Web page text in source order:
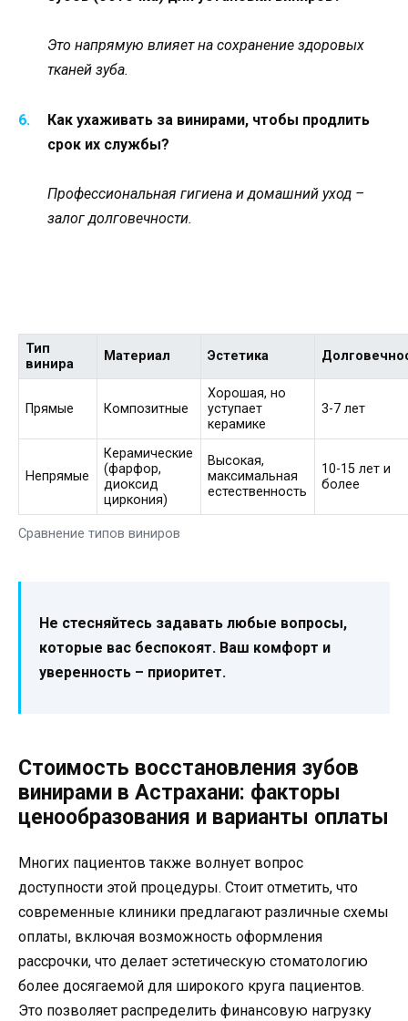
Это напрямую влияет на сохранение здоровых
тканей зуба.
Как ухаживать за винирами, чтобы продлить
срок их службы?
Профессиональная гигиена и домашний уход –
залог долговечности.
Сравнение типов виниров
Тип
винира
Материал Эстетика
Прямые Композитные
Хорошая, но
уступает
керамике
3-7 лет
Непрямые
Керамические
(фарфор,
диоксид
циркония)
Высокая,
максимальная
естественность
10-15 лет и
более
Не стесняйтесь задавать любые вопросы,
которые вас беспокоят. Ваш комфорт и
уверенность – приоритет.
Стоимость восстановления зубов
винирами в Астрахани: факторы
ценообразования и варианты оплаты
Многих пациентов также волнует вопрос
доступности этой процедуры. Стоит отметить, что
современные клиники предлагают различные схемы
оплаты, включая возможность оформления
рассрочки, что делает эстетическую стоматологию
более досягаемой для широкого круга пациентов.
Это позволяет распределить финансовую нагрузку